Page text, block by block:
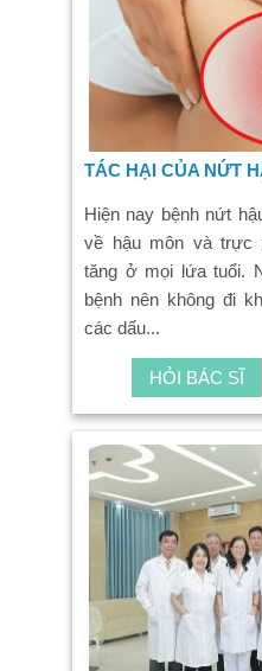
TÁC HẠI CỦA NỨT
Hiện nay bệnh nứt
về hậu môn và trực
tăng ở mọi lứa tuổi.
bệnh nên không đi
các dấu...
HỎI BÁC SĨ